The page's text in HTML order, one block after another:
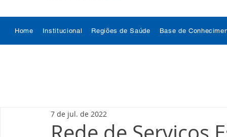
Home Institucional Regiões de Saúde Base de
7 de jul. de 2022